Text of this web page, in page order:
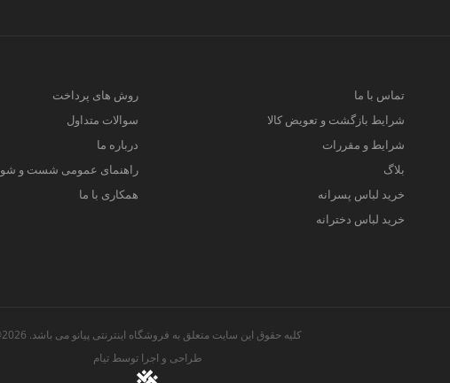
تماس با ما
شرایط بازگشت و تعویض کالا
شرایط و مقررات
بلاگ
خرید لباس پسرانه
خرید لباس دخترانه
روش های پرداخت
سوالات متداول
درباره ما
راهنمای عمومی شست و شو
همکاری با ما
کلیه حقوق این سایت متعلق به فروشگاه اینترنتی پیانو می باشد. 2026©
طراحی و اجرا توسطتیام